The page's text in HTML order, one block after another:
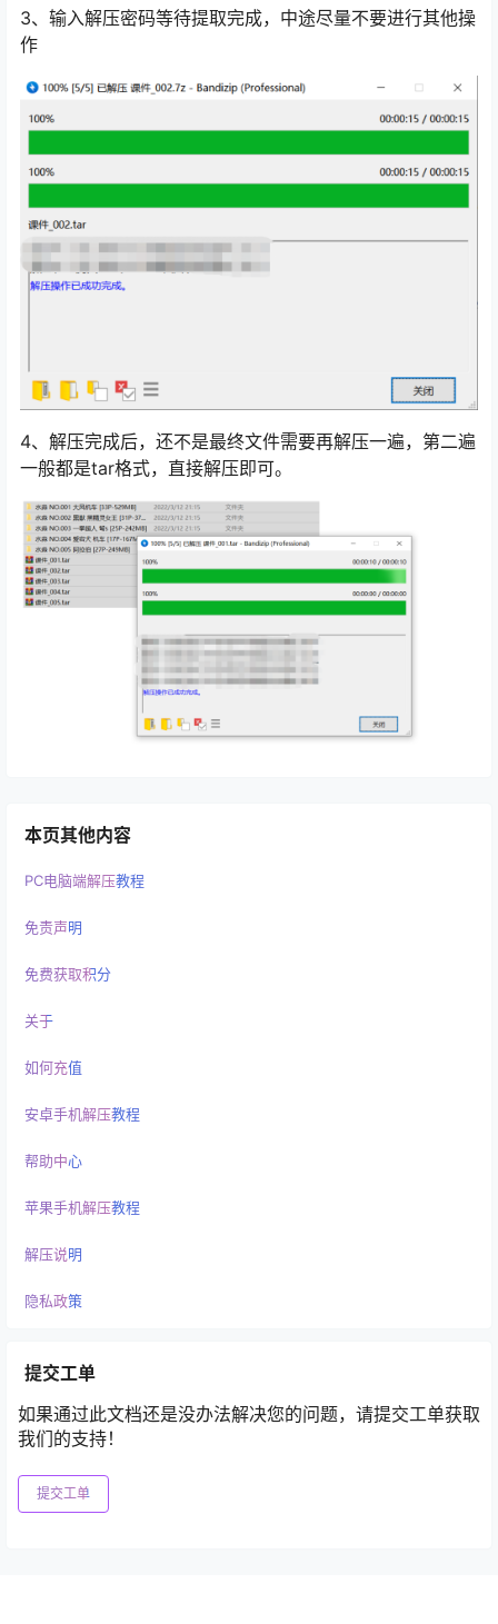
3、输入解压密码等待提取完成，中途尽量不要进行其他操
作
4、解压完成后，还不是最终文件需要再解压一遍，第二遍
一般都是tar格式，直接解压即可。
本页其他内容
PC电脑端解压教程
免责声明
免费获取积分
关于
如何充值
安卓手机解压教程
帮助中心
苹果手机解压教程
解压说明
隐私政策
提交工单
如果通过此文档还是没办法解决您的问题，请提交工单获取
我们的支持！
提交工单